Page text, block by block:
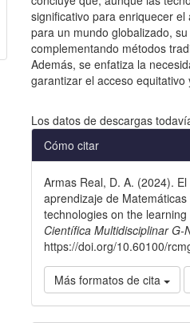
significativo para enriquecer
para un mundo globalizado,
complementando métodos
Además, se enfatiza la
garantizar el acceso
Los datos de descargas
Detalles
del
artículo
Cómo citar
Armas Real, D. A. (2024).
aprendizaje de
technologies on the
Científica Multidisciplinar G-
https://doi.org/10.60100/
Más formatos de cita